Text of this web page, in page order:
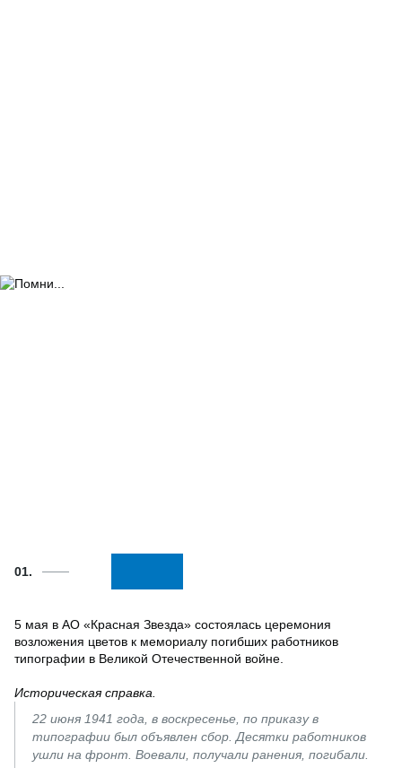
01.
5 мая в АО «Красная Звезда» состоялась церемония
возложения цветов к мемориалу погибших работников
типографии в Великой Отечественной войне.
Историческая справка.
22 июня 1941 года, в воскресенье, по приказу в
типографии был объявлен сбор. Десятки работников
ушли на фронт. Воевали, получали ранения, погибали.